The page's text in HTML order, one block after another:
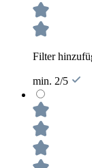
Filter
min. 2/5